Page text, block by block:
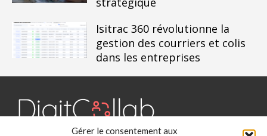
Gérer le consentement aux
Isitrac 360 révolutionne la
gestion des courriers et colis
dans les entreprises